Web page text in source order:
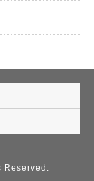
Reserved.